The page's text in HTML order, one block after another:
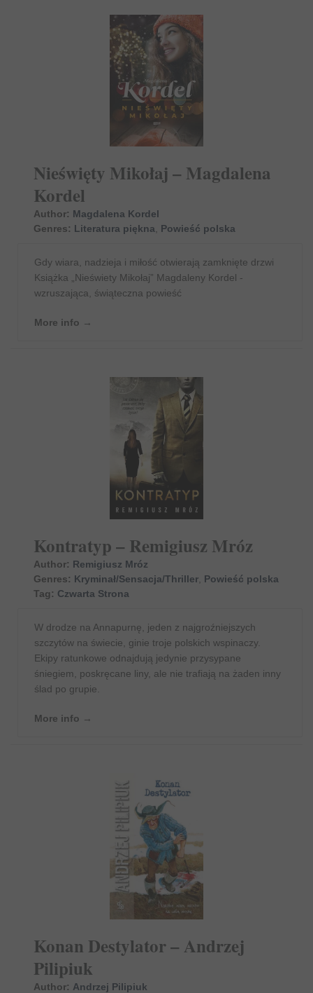
Nieświęty Mikołaj – Magdalena
Kordel
Author: Magdalena Kordel
Genres: Literatura piękna, Powieść polska
Gdy wiara, nadzieja i miłość otwierają zamknięte drzwi
Książka „Nieświety Mikołaj” Magdaleny Kordel -
wzruszająca, świąteczna powieść
More info →
Kontratyp – Remigiusz Mróz
Author: Remigiusz Mróz
Genres: Kryminał/Sensacja/Thriller Powieść polska
Tag: Czwarta Strona
W drodze na Annapurnę, jeden z najgroźniejszych
szczytów na świecie, ginie troje polskich wspinaczy.
Ekipy ratunkowe odnajdują jedynie przysypane
śniegiem, poskręcane liny, ale nie trafiają na żaden inny
ślad po grupie.
More info →
Konan Destylator – Andrzej
Pilipiuk
Author: Andrzej Pilipiuk